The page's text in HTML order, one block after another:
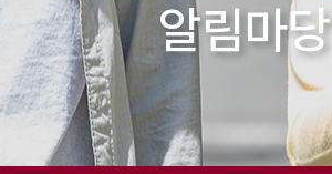
알림마당